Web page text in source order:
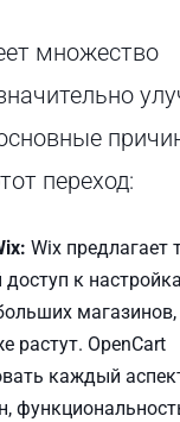
множество
переход:
Wix предлагает
к
магазинов,
растут. OpenCart
каждый